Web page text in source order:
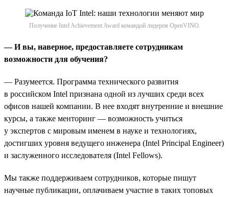
Получение Intel Achievement Award командой лидеров OpenVINO.
— И вы, наверное, предоставляете сотрудникам
возможности для обучения?
— Разумеется. Программа технического развития
в российском Intel признана одной из лучших среди всех
офисов нашей компании. В нее входят внутренние и внешние
курсы, а также менторинг — возможность учиться
у экспертов с мировым именем в науке и технологиях,
достигших уровня ведущего инженера (Intel Principal Engineer)
и заслуженного исследователя (Intel Fellows).
Мы также поддерживаем сотрудников, которые пишут
научные публикации, оплачиваем участие в таких топовых